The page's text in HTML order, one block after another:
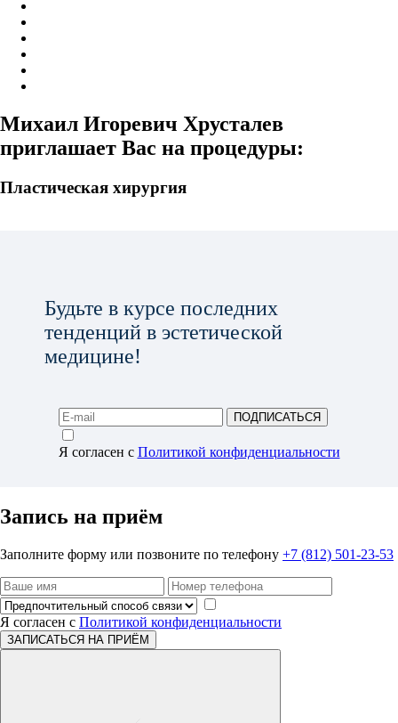
Михаил Игоревич Хрусталев
приглашает Вас на процедуры:
Пластическая хирургия
Будьте в курсе последних
тенденций в эстетической
медицине!
ПОДПИСАТЬСЯ
Я согласен с Политикой конфиденциальности
Запись на приём
Заполните форму или позвоните по телефону +7 (812) 501-23-53
Я согласен с Политикой конфиденциальности
ЗАПИСАТЬСЯ НА ПРИЁМ